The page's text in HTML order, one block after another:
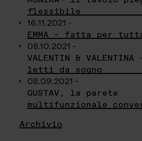
flessibile
16.11.2021 -
EMMA – fatta per
08.10.2021 -
VALENTIN & VALENTINA
letti da sogno
08.09.2021 -
GUSTAV, la parete
multifunzionale
Archivio